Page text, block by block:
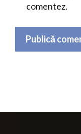
comentez.